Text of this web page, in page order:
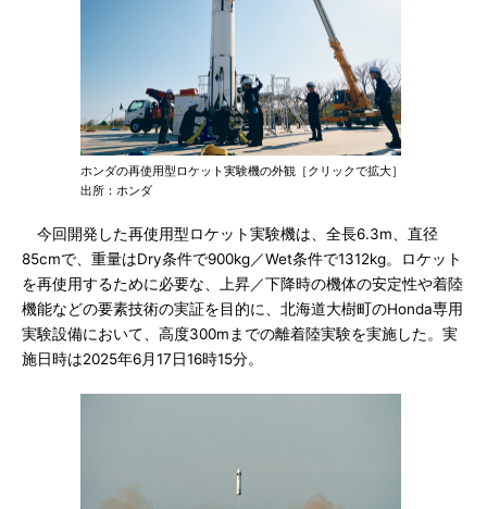
ホンダの再使用型ロケット実験機の外観［クリックで拡大］
出所：ホンダ
今回開発した再使用型ロケット実験機は、全長6.3m、直径
85cmで、重量はDry条件で900kg／Wet条件で1312kg。ロケット
を再使用するために必要な、上昇／下降時の機体の安定性や着陸
機能などの要素技術の実証を目的に、北海道大樹町のHonda専用
実験設備において、高度300mまでの離着陸実験を実施した。実
施日時は2025年6月17日16時15分。